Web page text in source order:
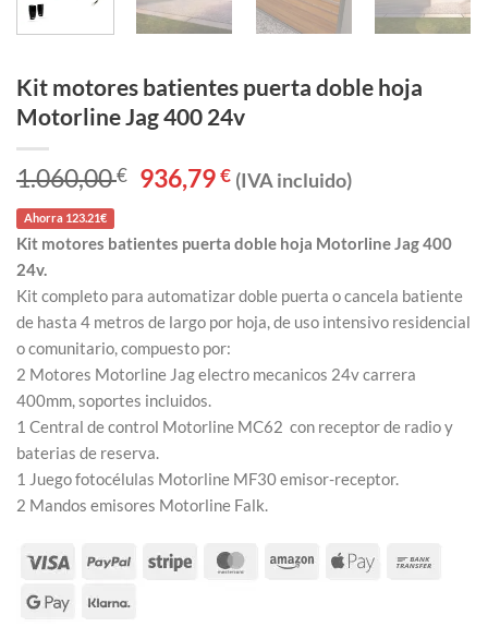
Kit motores batientes puerta doble hoja
Motorline Jag 400 24v
1.060,00€
El
precio
1.060,00 €.
936,79€El
precio
936,79 €.
(IVA incluido)
Ahorra 123.21€
Kit motores batientes puerta doble hoja Motorline Jag 400
24v.
Kit completo para automatizar doble puerta o cancela batiente
de hasta 4 metros de largo por hoja, de uso intensivo residencial
o comunitario, compuesto por:
2 Motores Motorline Jag electro mecanicos 24v carrera
400mm, soportes incluidos.
1 Central de control Motorline MC62 con receptor de radio y
baterias de reserva.
1 Juego fotocélulas Motorline MF30 emisor-receptor.
2 Mandos emisores Motorline Falk.